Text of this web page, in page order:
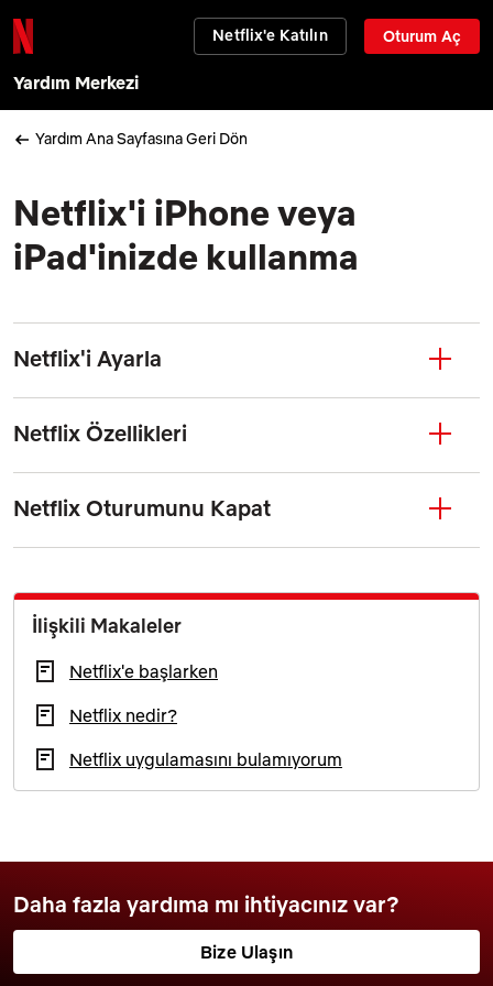
Netflix'e Katılın Oturum Aç
Yardım Merkezi
Yardım Ana Sayfasına Geri Dön
Netflix'i iPhone veya
iPad'inizde kullanma
Netflix'i Ayarla
Netflix Özellikleri
Netflix Oturumunu Kapat
İlişkili Makaleler
Netflix'e başlarken
Netflix nedir?
Netflix uygulamasını bulamıyorum
Daha fazla yardıma mı ihtiyacınız var?
Bize Ulaşın